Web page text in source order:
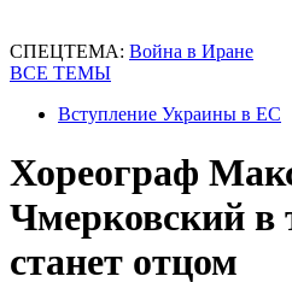
СПЕЦТЕМА: Война в Иране
ВСЕ ТЕМЫ
Вступление Украины в ЕС
Хореограф
Чмерковский в
станет отцом